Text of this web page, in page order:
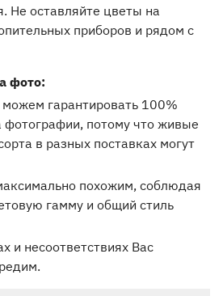
Не оставляйте цветы на
приборов и рядом с
фото:
гарантировать 100%
фотографии, потому что живые
в разных поставках могут
похожим, соблюдая
гамму и общий стиль
и несоответствиях Вас